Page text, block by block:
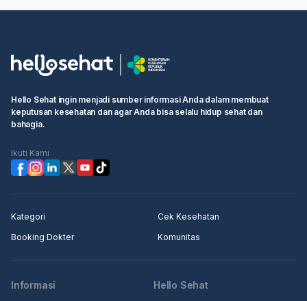
Hello Sehat ingin menjadi sumber informasi Anda dalam membuat
keputusan kesehatan dan agar Anda bisa selalu hidup sehat dan
bahagia.
Ikuti Kami
Kategori
Cek Kesehatan
Booking Dokter
Komunitas
Informasi Hello Sehat